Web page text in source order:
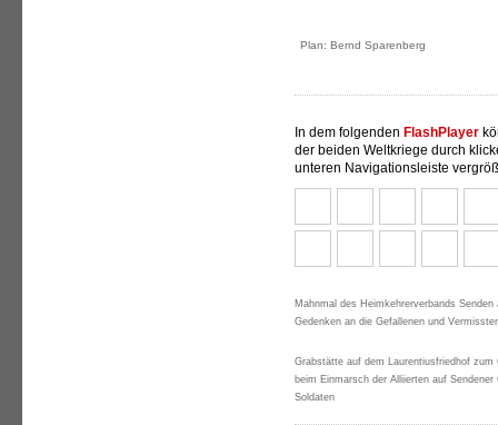
Plan: Bernd Sparenberg
In dem folgenden FlashPlayer
der beiden Weltkriege durch
unteren Navigationsleiste
Mahnmal des Heimkehrerverbands
Gedenken an die Gefallenen und
Grabstätte auf dem Laurentiusfriedhof zum
beim Einmarsch der Alliierten auf Sendener
Soldaten